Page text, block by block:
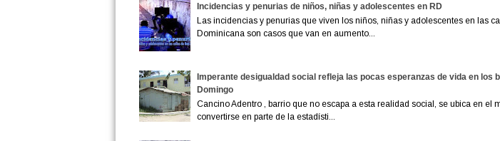
Incidencias y penurias de niños, niñas y adolescentes en RD
Las incidencias y penurias que viven los niños, niñas y adolescentes en las
Dominicana son casos que van en aumento...
Imperante desigualdad social refleja las pocas esperanzas de vida en los
Domingo
Cancino Adentro , barrio que no escapa a esta realidad social, se ubica en el
convertirse en parte de la estadísti...